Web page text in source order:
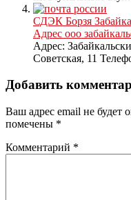
СДЭК Борзя
Адрес ооо
Адрес:
Советская, 11
Добавить
Ваш адрес email не будет
помечены *
Комментарий *